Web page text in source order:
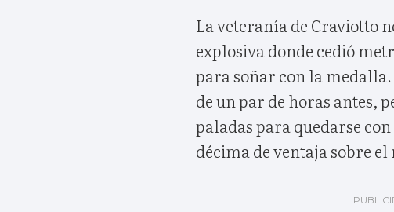
La veteranía de Craviotto
explosiva donde cedió
para soñar con la medalla.
de un par de horas antes,
paladas para quedarse
décima de ventaja sobre